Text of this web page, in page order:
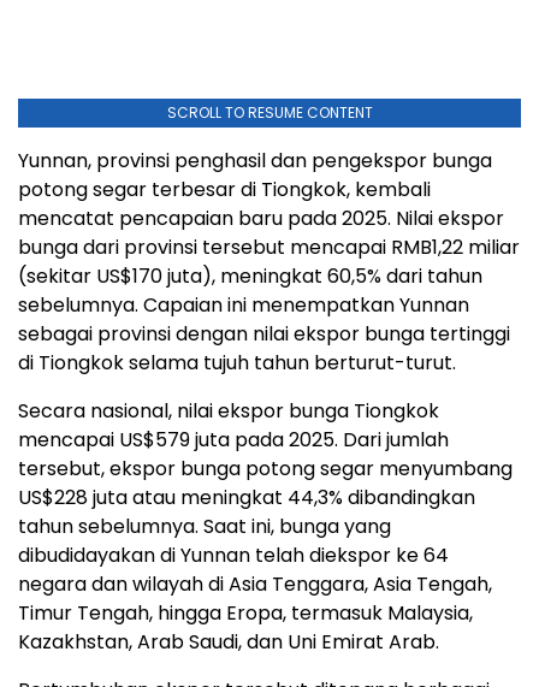
SCROLL TO RESUME CONTENT
Yunnan, provinsi penghasil dan pengekspor bunga
potong segar terbesar di Tiongkok, kembali
mencatat pencapaian baru pada 2025. Nilai ekspor
bunga dari provinsi tersebut mencapai RMB1,22 miliar
(sekitar US$170 juta), meningkat 60,5% dari tahun
sebelumnya. Capaian ini menempatkan Yunnan
sebagai provinsi dengan nilai ekspor bunga tertinggi
di Tiongkok selama tujuh tahun berturut-turut.
Secara nasional, nilai ekspor bunga Tiongkok
mencapai US$579 juta pada 2025. Dari jumlah
tersebut, ekspor bunga potong segar menyumbang
US$228 juta atau meningkat 44,3% dibandingkan
tahun sebelumnya. Saat ini, bunga yang
dibudidayakan di Yunnan telah diekspor ke 64
negara dan wilayah di Asia Tenggara, Asia Tengah,
Timur Tengah, hingga Eropa, termasuk Malaysia,
Kazakhstan, Arab Saudi, dan Uni Emirat Arab.